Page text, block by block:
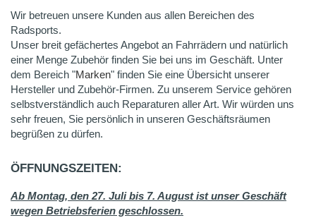
Wir betreuen unsere Kunden aus allen Bereichen des
Radsports.
Unser breit gefächertes Angebot an Fahrrädern und natürlich
einer Menge Zubehör finden Sie bei uns im Geschäft. Unter
dem Bereich "Marken" finden Sie eine Übersicht unserer
Hersteller und Zubehör-Firmen. Zu unserem Service gehören
selbstverständlich auch Reparaturen aller Art. Wir würden uns
sehr freuen, Sie persönlich in unseren Geschäftsräumen
begrüßen zu dürfen.
ÖFFNUNGSZEITEN:
Ab Montag, den 27. Juli bis 7. August ist unser Geschäft
wegen Betriebsferien geschlossen.